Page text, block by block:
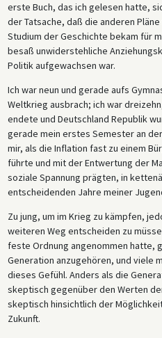
erste Buch, das ich gelesen hatte,
der Tatsache, daß die anderen
Studium der Geschichte bekam für
besaß unwiderstehliche
Politik aufgewachsen war.
Ich war neun und gerade aufs
Weltkrieg ausbrach; ich war
endete und Deutschland Republik
gerade mein erstes Semester an
mir, als die Inflation fast zu einem
führte und mit der Entwertung der
soziale Spannung prägten, in
entscheidenden Jahre meiner
Zu jung, um im Krieg zu kämpfen,
weiteren Weg entscheiden zu
feste Ordnung angenommen hatte,
Generation anzugehören, und viele
dieses Gefühl. Anders als die
skeptisch gegenüber den Werten
skeptisch hinsichtlich der
Zukunft.